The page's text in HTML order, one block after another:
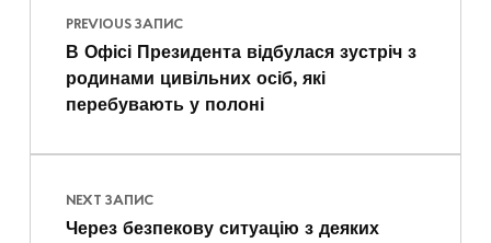
PREVIOUS ЗАПИС
В Офісі Президента відбулася зустріч з
родинами цивільних осіб, які
перебувають у полоні
NEXT ЗАПИС
Через безпекову ситуацію з деяких